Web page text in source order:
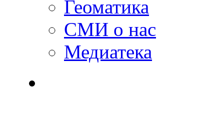
Геоматика
СМИ о нас
Медиатека